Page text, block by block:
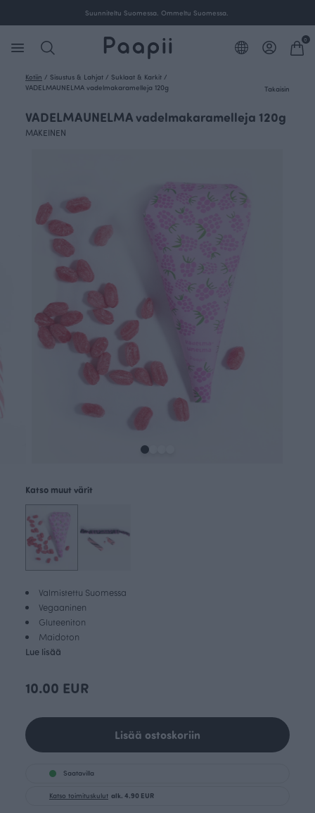
Suunniteltu Suomessa. Ommeltu Suomessa.
0
Kotiin / Sisustus & Lahjat / Suklaat & Karkit /
VADELMAUNELMA vadelmakaramelleja 120g
Takaisin
VADELMAUNELMA vadelmakaramelleja 120g
MAKEINEN
Valmistettu Suomessa
Vegaaninen
Gluteeniton
Maidoton
Lue lisää
Katso muut värit
10.00 EUR
Lisää ostoskoriin
Saatavilla
Katso toimituskulut alk. 4.90 EUR